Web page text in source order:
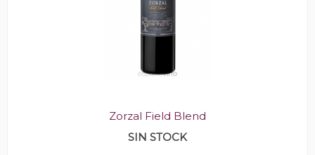
Zorzal Field Blend
SIN STOCK